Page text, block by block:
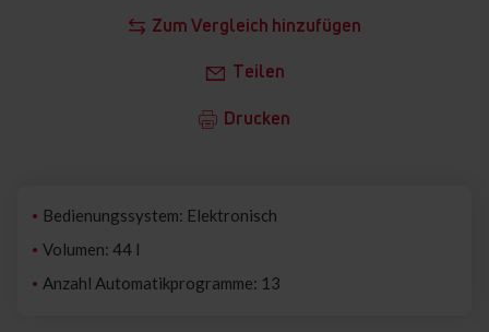
Zum Vergleich hinzufügen
Teilen
Drucken
Bedienungssystem: Elektronisch
Volumen: 44 l
Anzahl Automatikprogramme: 13